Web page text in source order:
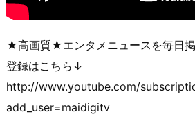
★高画質★エンタメニュースを毎日掲
登録はこちら↓
http://www.youtube.com/
add_user=maidigitv